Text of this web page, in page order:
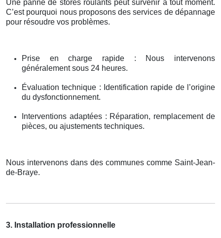
Une panne de stores roulants peut survenir à tout moment.
C’est pourquoi nous proposons des services de dépannage
pour résoudre vos problèmes.
Prise en charge rapide : Nous intervenons
généralement sous 24 heures.
Évaluation technique : Identification rapide de l’origine
du dysfonctionnement.
Interventions adaptées : Réparation, remplacement de
pièces, ou ajustements techniques.
Nous intervenons dans des communes comme Saint-Jean-
de-Braye.
3. Installation professionnelle